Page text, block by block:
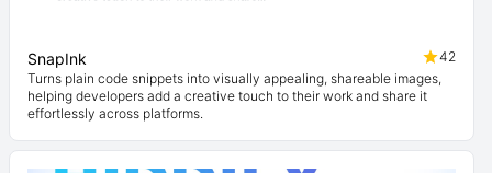
SnapInk
42
Turns plain code snippets into visually appealing, shareable images,
helping developers add a creative touch to their work and share it
effortlessly across platforms.